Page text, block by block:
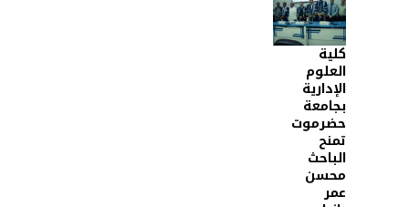
كلية
العلوم
الإدارية
بجامعة
حضرموت
تمنح
الباحث
محسن
عمر